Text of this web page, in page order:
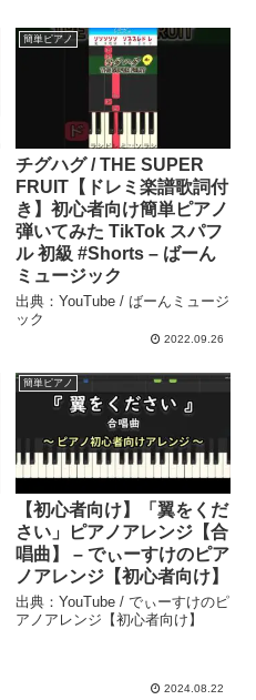
簡単ピアノ
チグハグ / THE SUPER
FRUIT【ドレミ楽譜歌詞付
き】初心者向け簡単ピアノ
弾いてみた TikTok スパフ
ル 初級 #Shorts – ばーん
ミュージック
出典：YouTube / ばーんミュージ
ック
2022.09.26
簡単ピアノ
【初心者向け】「翼をくだ
さい」ピアノアレンジ【合
唱曲】 – でぃーすけのピア
ノアレンジ【初心者向け】
出典：YouTube / でぃーすけのピ
アノアレンジ【初心者向け】
2024.08.22